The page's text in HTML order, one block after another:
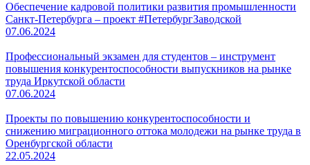
Обеспечение кадровой политики развития промышленности
Санкт-Петербурга – проект #ПетербургЗаводской
07.06.2024
Профессиональный экзамен для студентов – инструмент
повышения конкурентоспособности выпускников на рынке
труда Иркутской области
07.06.2024
Проекты по повышению конкурентоспособности и
снижению миграционного оттока молодежи на рынке труда в
Оренбургской области
22.05.2024